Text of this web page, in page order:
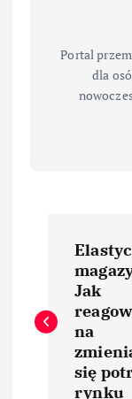
Portal
dla
w
Jak
na
się
rynku